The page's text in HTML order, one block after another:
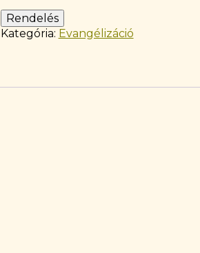
Rendelés
Kategória: Evangélizáció